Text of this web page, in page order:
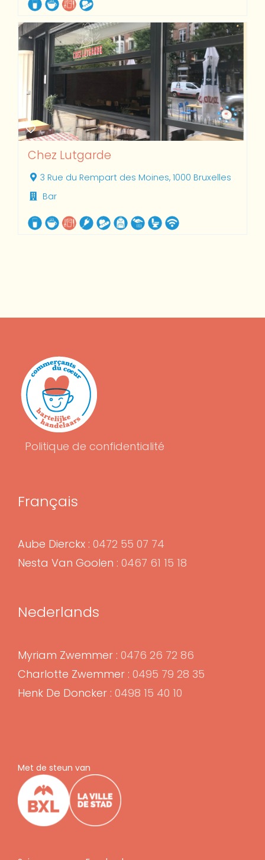
Chez Lutgarde
3 Rue du Rempart des Moines, 1000 Bruxelles
Bar
Politique de confidentialité
Français
Aube Dierckx : 0472 55 07 74
Nesta Van Goolen : 0467 61 15 18
Nederlands
Myriam Zwemmer : 0476 26 72 86
Charlotte Zwemmer : 0495 79 28 35
Henk De Doncker : 0498 15 40 10
Met de steun van